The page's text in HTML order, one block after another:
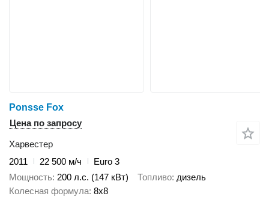
Ponsse Fox
Цена по запросу
Харвестер
2011
22 500 м/ч
Euro 3
Мощность 200 л.с. (147 кВт) Топливо дизель
Колесная формула 8x8